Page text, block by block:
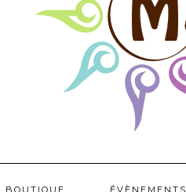
BOUTIQUE ÉVÈNEMENTS